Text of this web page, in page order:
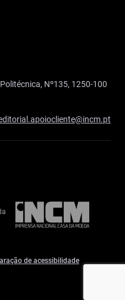
Nº135, 1250-100
de acessibilidade